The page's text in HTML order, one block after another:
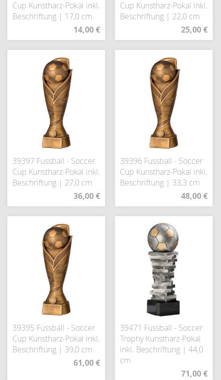
Cup Kunstharz-Pokal inkl.
Beschriftung | 17,0 cm
14,00 €
Cup Kunstharz-Pokal inkl.
Beschriftung | 22,0 cm
25,00 €
39397 Fussball - Soccer
Cup Kunstharz-Pokal inkl.
Beschriftung | 27,0 cm
36,00 €
39396 Fussball - Soccer
Cup Kunstharz-Pokal inkl.
Beschriftung | 33,3 cm
48,00 €
39395 Fussball - Soccer
Cup Kunstharz-Pokal inkl.
Beschriftung | 39,0 cm
61,00 €
39471 Fussball - Soccer
Trophy Kunstharz-Pokal
inkl. Beschriftung | 44,0
cm
71,00 €